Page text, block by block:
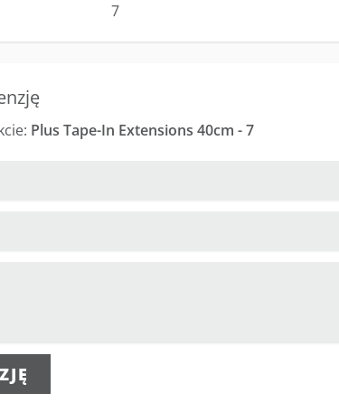
7
Plus Tape-In Extensions 40cm - 7